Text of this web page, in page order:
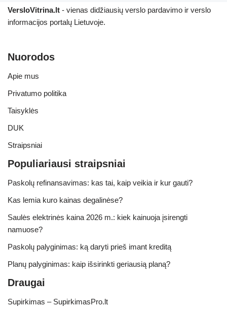
VersloVitrina.lt - vienas didžiausių verslo pardavimo ir verslo
informacijos portalų Lietuvoje.
Nuorodos
Apie mus
Privatumo politika
Taisyklės
DUK
Straipsniai
Populiariausi straipsniai
Paskolų refinansavimas: kas tai, kaip veikia ir kur gauti?
Kas lemia kuro kainas degalinėse?
Saulės elektrinės kaina 2026 m.: kiek kainuoja įsirengti
namuose?
Paskolų palyginimas: ką daryti prieš imant kreditą
Planų palyginimas: kaip išsirinkti geriausią planą?
Draugai
Supirkimas – SupirkimasPro.lt